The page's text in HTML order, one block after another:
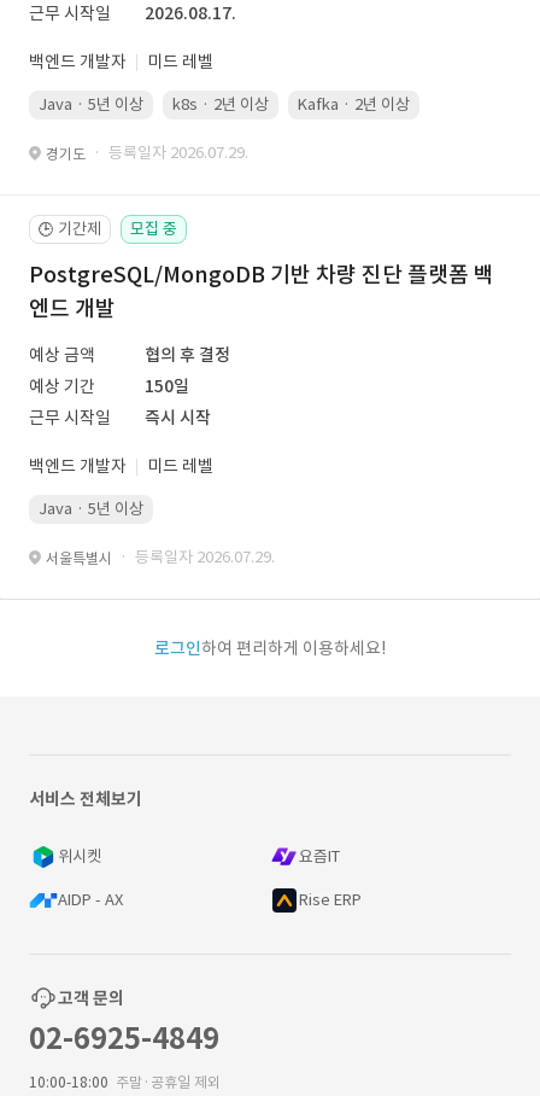
근무 시작일
2026.08.17.
백엔드 개발자 미드 레벨
Java · 5년 이상 k8s · 2년 이상 Kafka · 2년 이상
경기도 · 등록일자 2026.07.29.
🕒 기간제 모집 중
PostgreSQL/MongoDB 기반 차량 진단 플랫폼 백
엔드 개발
예상 금액
협의 후 결정
예상 기간
150일
근무 시작일
즉시 시작
백엔드 개발자 미드 레벨
Java · 5년 이상
서울특별시 · 등록일자 2026.07.29.
로그인하여 편리하게 이용하세요!
서비스 전체보기
위시켓 요즘IT
AIDP - AX Rise ERP
고객 문의
02-6925-4849
10:00-18:00 주말·공휴일 제외